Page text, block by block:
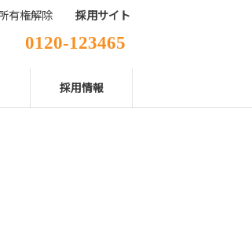
0120-123465
029-850-2111
採用情報
有権解除 採用サイト